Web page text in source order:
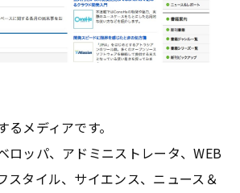
メディアです。
ロッパ、アドミニストレータ、WEB
スタイル、サイエンス、ニュース＆